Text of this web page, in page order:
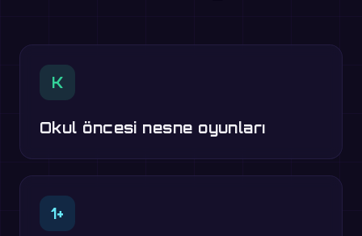
K
Okul öncesi nesne oyunları
1+